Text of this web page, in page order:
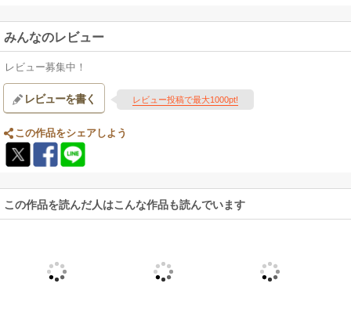
みんなのレビュー
レビュー募集中！
レビューを書く レビュー投稿で最大1000pt!
この作品をシェアしよう
この作品を読んだ人はこんな作品も読んでいます